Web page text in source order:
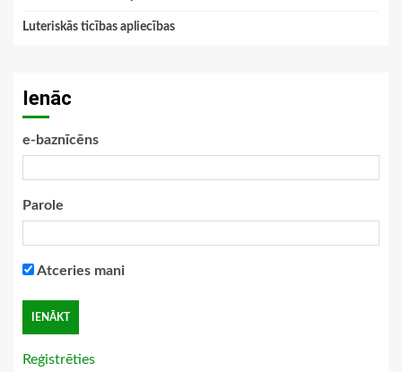
Luteriskās ticības apliecības
Ienāc
e-baznīcēns
Parole
Atceries mani
Reģistrēties